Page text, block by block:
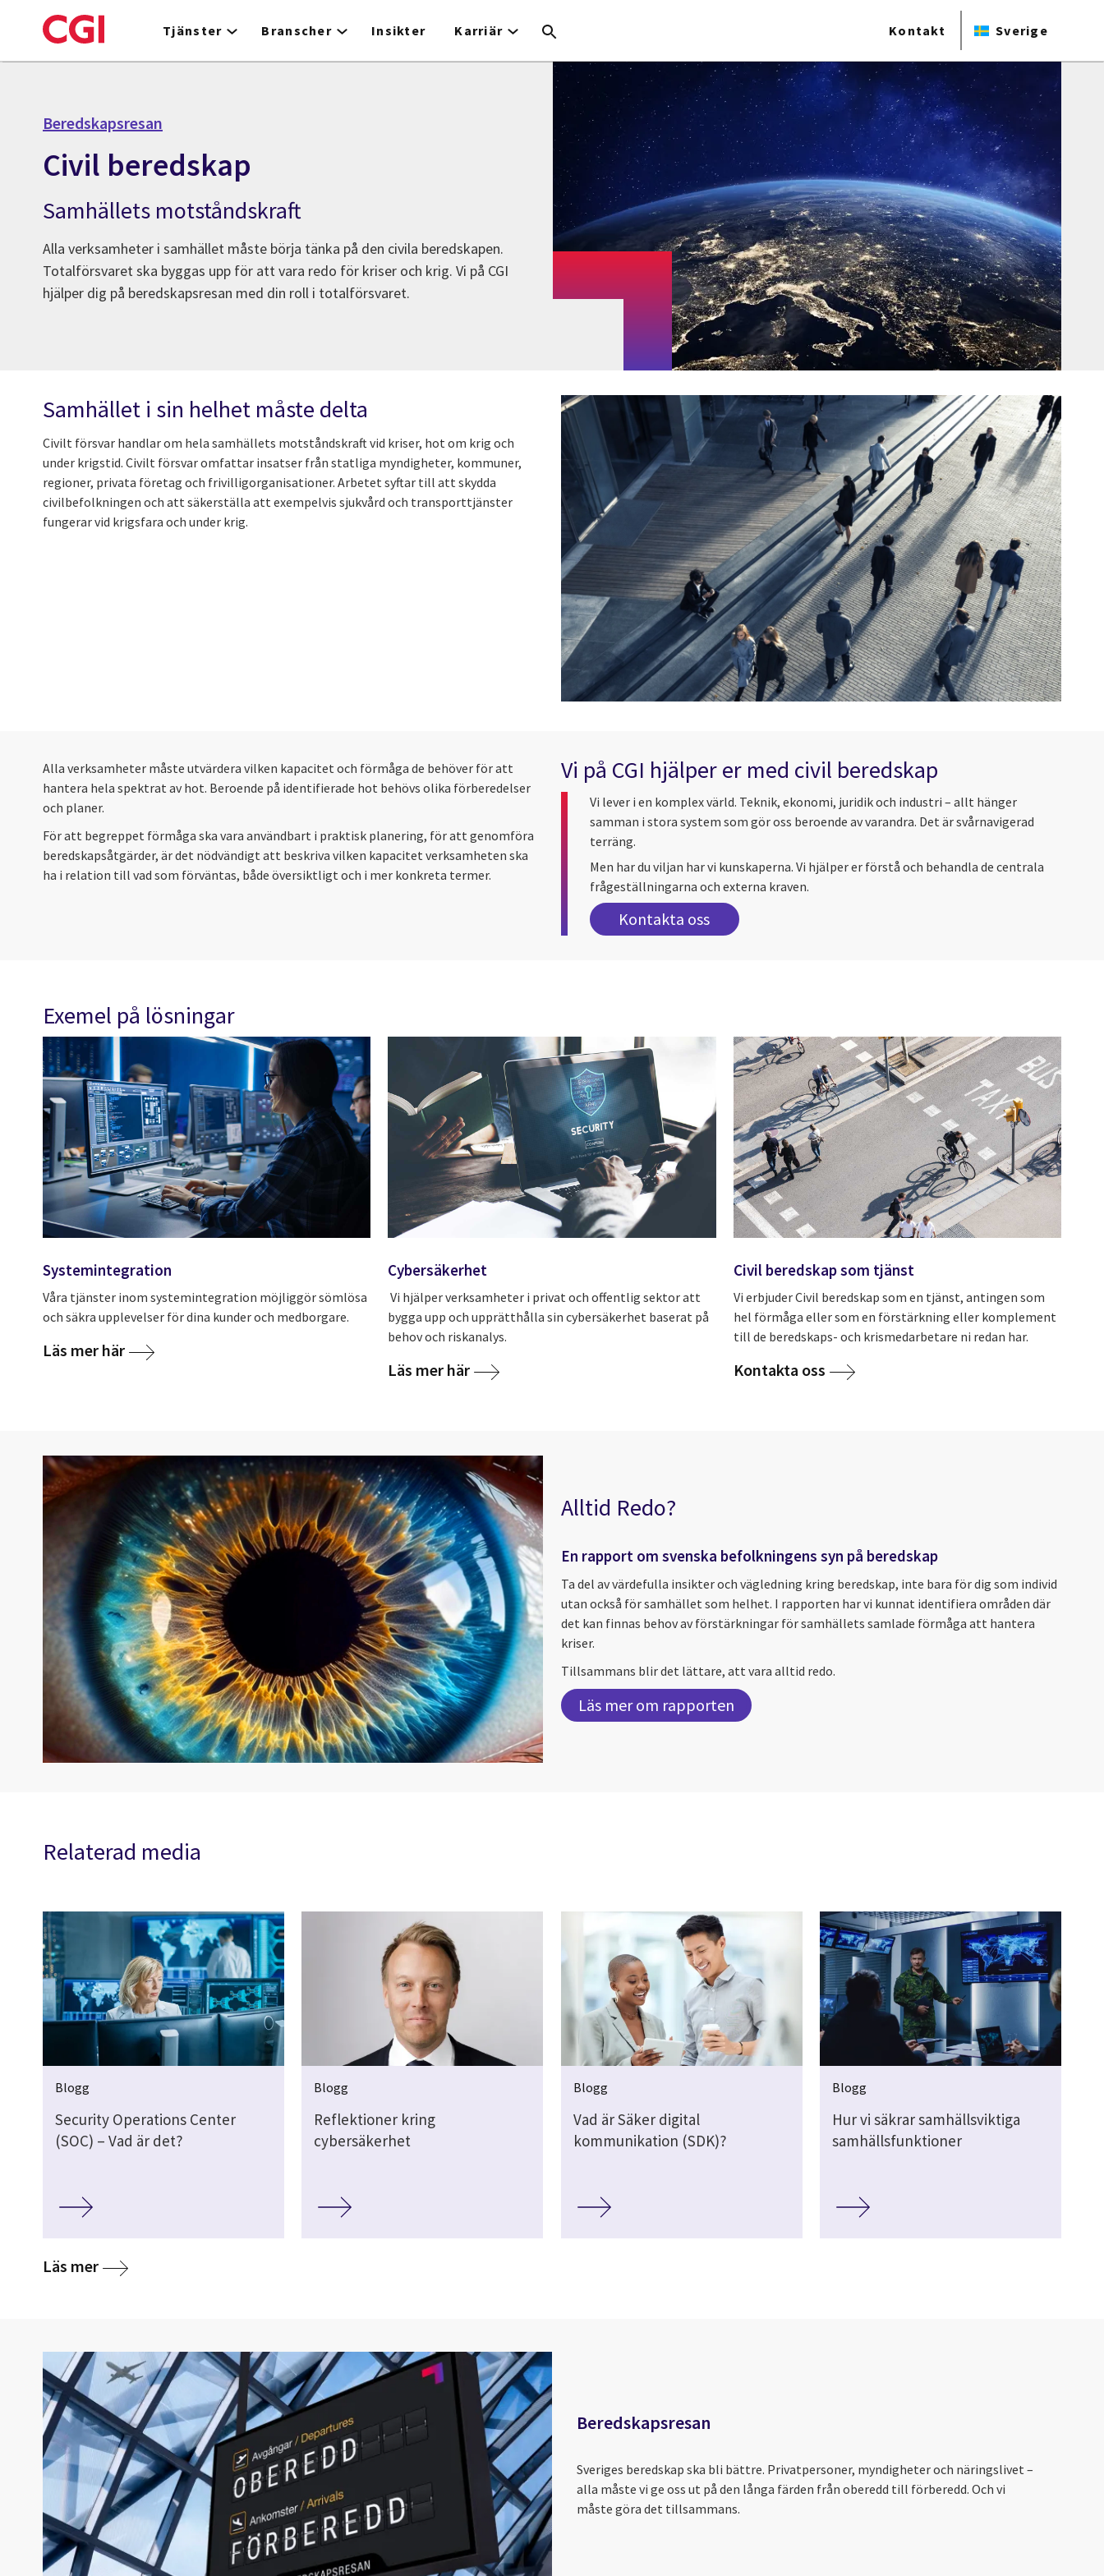
to
Tjänster Branscher Insikter Karriär Kontakt Sverige
Beredskapsresan
Civil beredskap
Samhällets motståndskraft
Alla verksamheter i samhället måste börja tänka på den civila beredskapen.
Totalförsvaret ska byggas upp för att vara redo för kriser och krig. Vi på CGI
hjälper dig på beredskapsresan med din roll i totalförsvaret.
Samhället i sin helhet måste delta
Civilt försvar handlar om hela samhällets motståndskraft vid kriser, hot om krig och
under krigstid. Civilt försvar omfattar insatser från statliga myndigheter, kommuner,
regioner, privata företag och frivilligorganisationer. Arbetet syftar till att skydda
civilbefolkningen och att säkerställa att exempelvis sjukvård och transporttjänster
fungerar vid krigsfara och under krig.
Alla verksamheter måste utvärdera vilken kapacitet och förmåga de behöver för att
hantera hela spektrat av hot. Beroende på identifierade hot behövs olika förberedelser
och planer.
För att begreppet förmåga ska vara användbart i praktisk planering, för att genomföra
beredskapsåtgärder, är det nödvändigt att beskriva vilken kapacitet verksamheten ska
ha i relation till vad som förväntas, både översiktligt och i mer konkreta termer.
Vi på CGI hjälper er med civil beredskap
Vi lever i en komplex värld. Teknik, ekonomi, juridik och industri – allt hänger
samman i stora system som gör oss beroende av varandra. Det är svårnavigerad
terräng.
Men har du viljan har vi kunskaperna. Vi hjälper er förstå och behandla de centrala
frågeställningarna och externa kraven.
Kontakta oss
Exemel på lösningar
Systemintegration
Våra tjänster inom systemintegration möjliggör sömlösa
och säkra upplevelser för dina kunder och medborgare.
Läs mer här
Cybersäkerhet
Vi hjälper verksamheter i privat och offentlig sektor att
bygga upp och upprätthålla sin cybersäkerhet baserat på
behov och riskanalys.
Läs mer här
Civil beredskap som tjänst
Vi erbjuder Civil beredskap som en tjänst, antingen som
hel förmåga eller som en förstärkning eller komplement
till de beredskaps- och krismedarbetare ni redan har.
Kontakta oss
Alltid Redo?
En rapport om svenska befolkningens syn på beredskap
Ta del av värdefulla insikter och vägledning kring beredskap, inte bara för dig som individ
utan också för samhället som helhet. I rapporten har vi kunnat identifiera områden där
det kan finnas behov av förstärkningar för samhällets samlade förmåga att hantera
kriser.
Tillsammans blir det lättare, att vara alltid redo.
Läs mer om rapporten
Relaterad media
Blogg
Security Operations Center
(SOC) – Vad är det?
Blogg
Reflektioner kring
cybersäkerhet
Blogg
Vad är Säker digital
kommunikation (SDK)?
Blogg
Hur vi säkrar samhällsviktiga
samhällsfunktioner
Läs mer
Beredskapsresan
Sveriges beredskap ska bli bättre. Privatpersoner, myndigheter och näringslivet –
alla måste vi ge oss ut på den långa färden från oberedd till förberedd. Och vi
måste göra det tillsammans.